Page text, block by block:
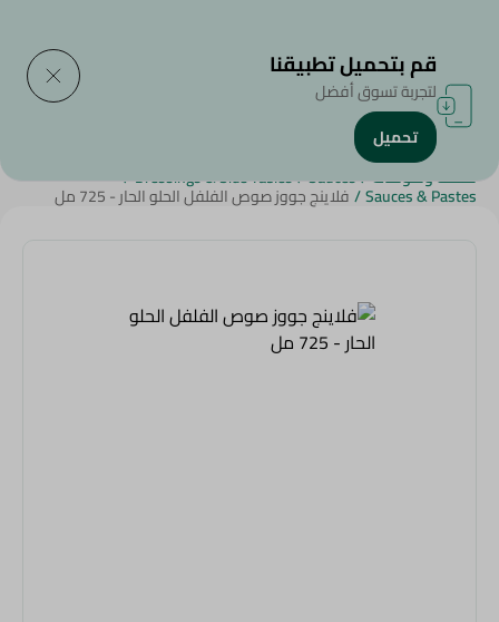
الرئيسية/منتجات البقالة
صلصة وصوصات/
Sauces
/
Dressings & Side Tables
/
Sauces & Pastes
/فلاينج جووز صوص الفلفل الحلو الحار - 725 مل
قم بتحميل تطبيقنا
لتجربة تسوق أفضل
تحميل